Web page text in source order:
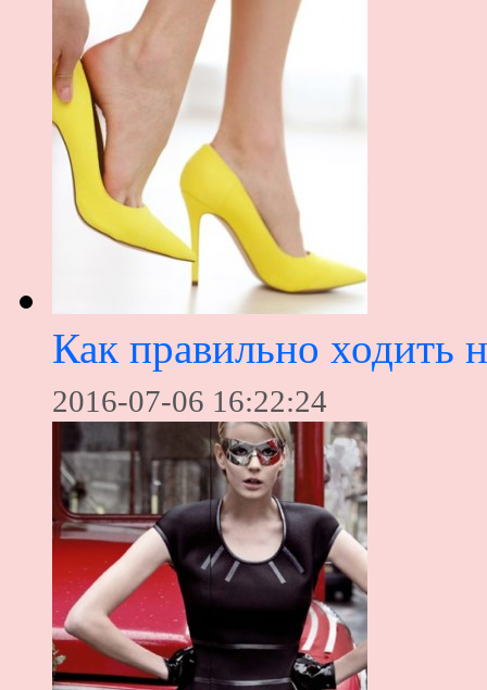
Как правильно ходить
2016-07-06 16:22:24